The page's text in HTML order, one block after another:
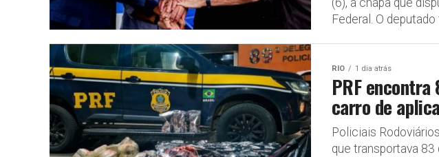
Federal. O deputado
RIO 1 dia atrás
PRF
carro de
Policiais
que transportava 83